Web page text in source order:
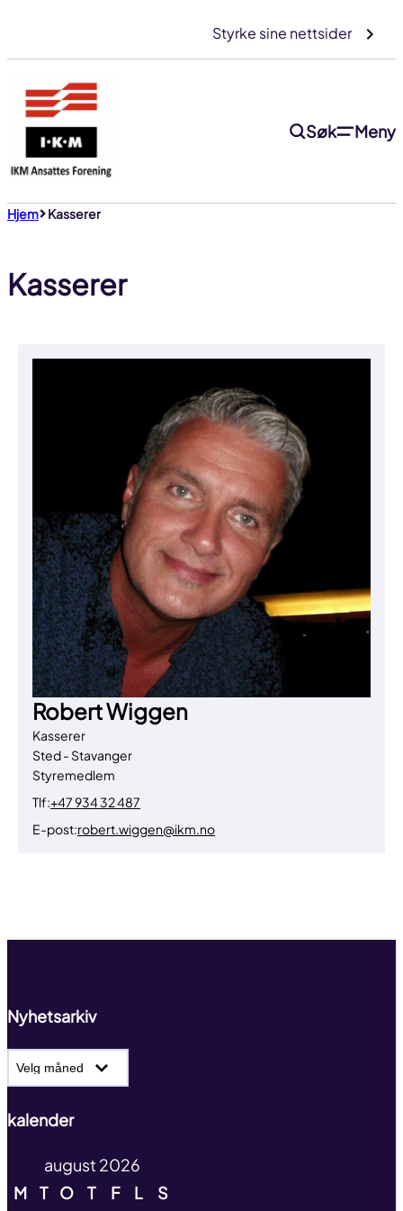
Styrke sine nettsider
Søk Meny
Hjem Kasserer
Kasserer
Robert Wiggen
Kasserer
Sted - Stavanger
Styremedlem
Tlf:+47 934 32 487
E-post:robert.wiggen@ikm.no
Nyhetsarkiv
Nyhetsarkiv
kalender
august 2026
M
T O T F L
S